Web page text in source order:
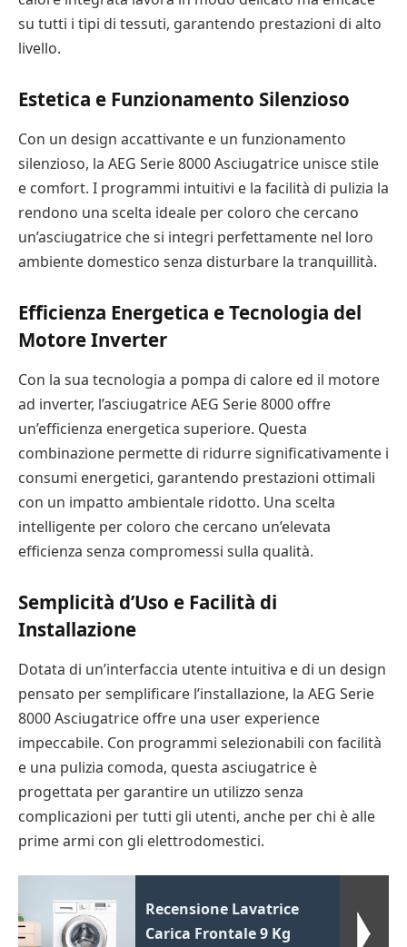
su tutti i tipi di tessuti, garantendo prestazioni di alto
livello.
Estetica e Funzionamento Silenzioso
Con un design accattivante e un funzionamento
silenzioso, la AEG Serie 8000 Asciugatrice unisce stile
e comfort. I programmi intuitivi e la facilità di pulizia la
rendono una scelta ideale per coloro che cercano
un’asciugatrice che si integri perfettamente nel loro
ambiente domestico senza disturbare la tranquillità.
Efficienza Energetica e Tecnologia del
Motore Inverter
Con la sua tecnologia a pompa di calore ed il motore
ad inverter, l’asciugatrice AEG Serie 8000 offre
un’efficienza energetica superiore. Questa
combinazione permette di ridurre significativamente i
consumi energetici, garantendo prestazioni ottimali
con un impatto ambientale ridotto. Una scelta
intelligente per coloro che cercano un’elevata
efficienza senza compromessi sulla qualità.
Semplicità d’Uso e Facilità di
Installazione
Dotata di un’interfaccia utente intuitiva e di un design
pensato per semplificare l’installazione, la AEG Serie
8000 Asciugatrice offre una user experience
impeccabile. Con programmi selezionabili con facilità
e una pulizia comoda, questa asciugatrice è
progettata per garantire un utilizzo senza
complicazioni per tutti gli utenti, anche per chi è alle
prime armi con gli elettrodomestici.
Recensione Lavatrice
Carica Frontale 9 Kg